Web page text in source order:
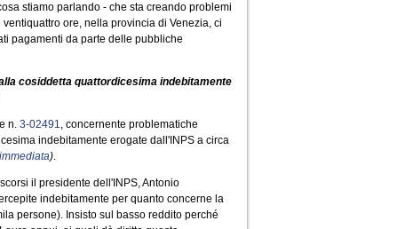
stiamo parlando - che sta creando problemi
ore, nella provincia di Venezia, ci
pagamenti da parte delle pubbliche
cosiddetta quattordicesima indebitamente
n. 3-02491, concernente problematiche
indebitamente erogate dall'INPS a circa
).
il presidente dell'INPS, Antonio
indebitamente per quanto concerne la
persone). Insisto sul basso reddito perché